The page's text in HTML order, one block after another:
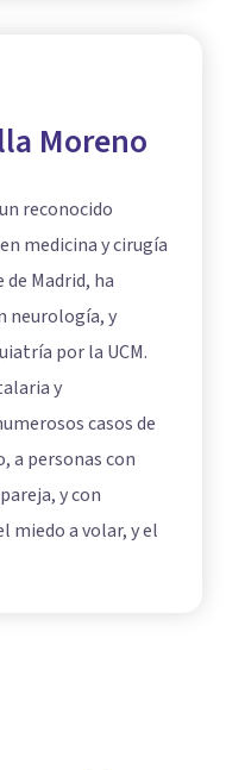
Moreno
reconocido
medicina y cirugía
Madrid, ha
neurología, y
por la UCM.
y
casos de
a personas con
y con
miedo a volar, y el